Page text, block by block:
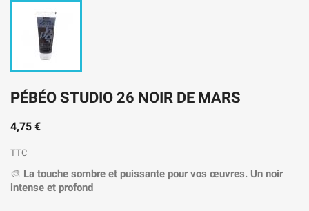
PÉBÉO STUDIO 26 NOIR DE MARS
4,75 €
TTC
🎨 La touche sombre et puissante pour vos œuvres. Un noir
intense et profond